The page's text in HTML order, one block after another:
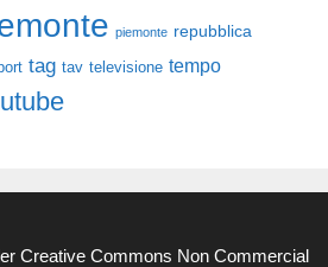
piemonte repubblica
tag tav televisione tempo
Creative Commons Non Commercial